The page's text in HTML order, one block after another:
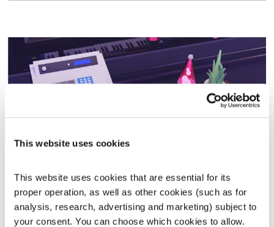
This website uses cookies
This website uses cookies that are essential for its
proper operation, as well as other cookies (such as for
analysis, research, advertising and marketing) subject to
your consent. You can choose which cookies to allow.
כל יום מחדש – 11.9.24
כל יום מחדש
אמיר פרי
11.09.24
00:59:45